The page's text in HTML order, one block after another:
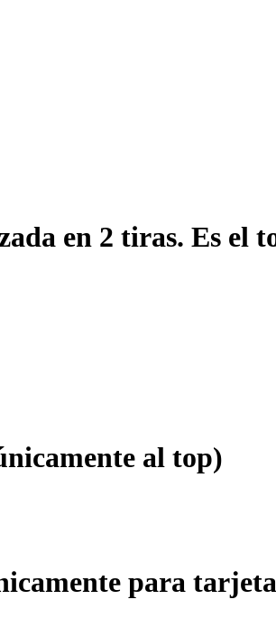
en 2 tiras. Es el
al top)
para